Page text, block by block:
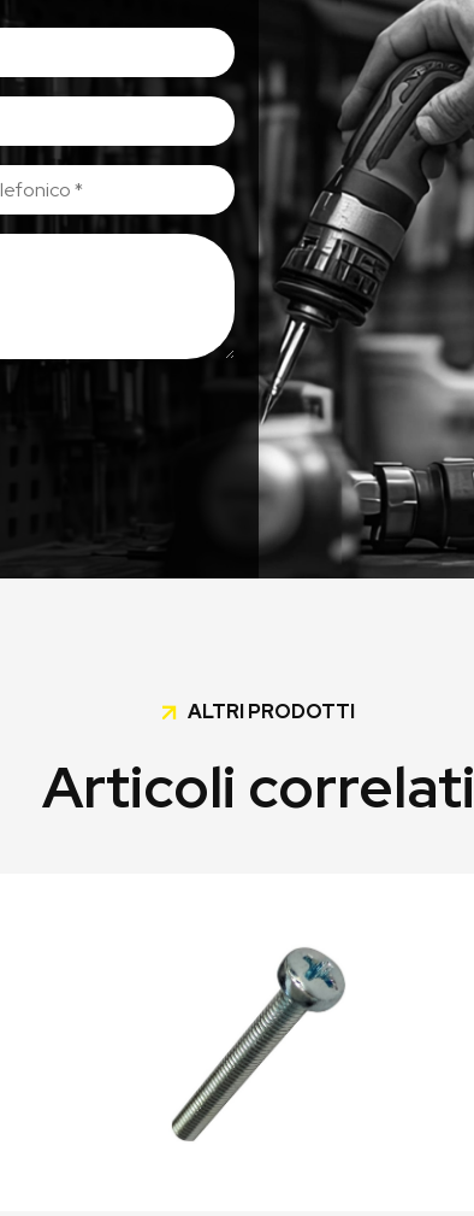
ALTRI PRODOTTI
Articoli correlati